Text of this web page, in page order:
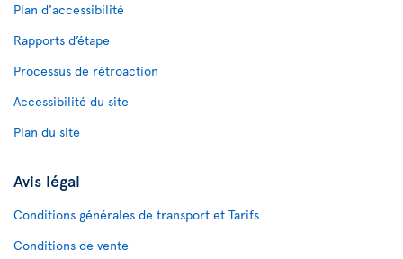
Plan d'accessibilité
Rapports d’étape
Processus de rétroaction
Accessibilité du site
Plan du site
Avis légal
Conditions générales de transport et Tarifs
Conditions de vente